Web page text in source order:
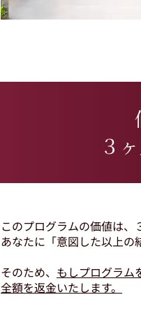
３
このプログラムの価値は
あなたに「意図した以上の
そのため、 もしプログラム
全額を返金いたします。